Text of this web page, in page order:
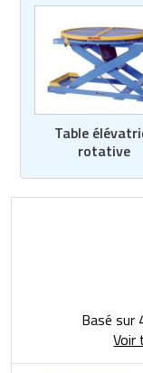
Table
rotative
Basé sur
Voir